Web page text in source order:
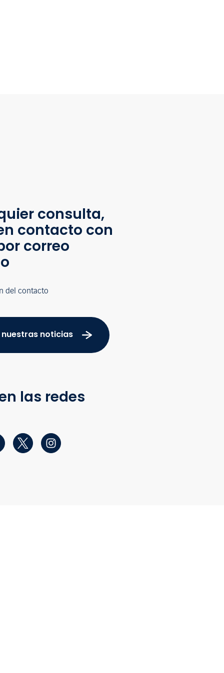
consulta,
contacto con
correo
del contacto
noticias
las redes